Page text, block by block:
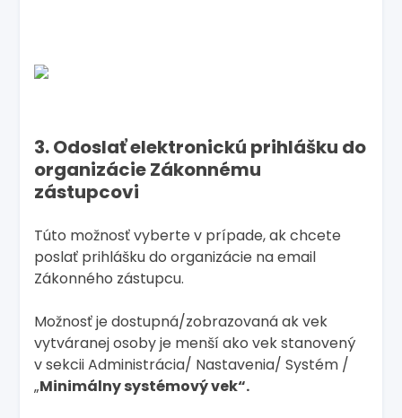
3. Odoslať elektronickú prihlášku do
organizácie Zákonnému
zástupcovi
Túto možnosť vyberte v prípade, ak chcete
poslať prihlášku do organizácie na email
Zákonného zástupcu.
Možnosť je dostupná/zobrazovaná ak vek
vytváranej osoby je menší ako vek stanovený
v sekcii Administrácia/ Nastavenia/ Systém /
„Minimálny systémový vek“.